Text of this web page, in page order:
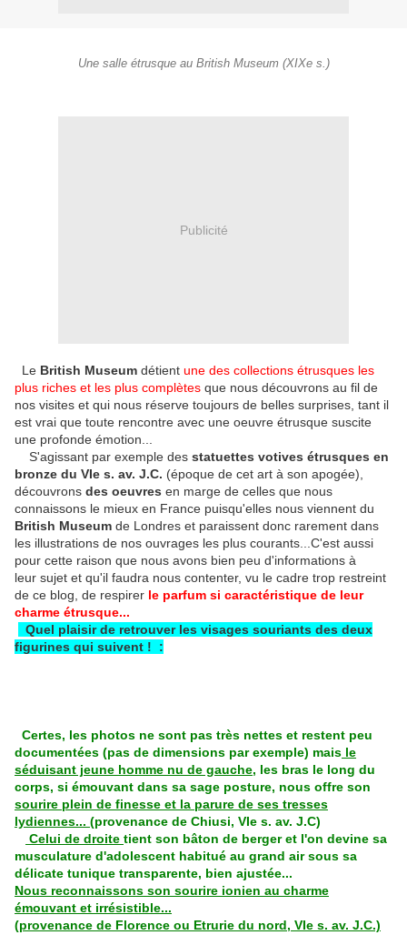
Une salle étrusque au British Museum (XIXe s.)
Publicité
Le British Museum détient une des collections étrusques les
plus riches et les plus complètes que nous découvrons au fil de
nos visites et qui nous réserve toujours de belles surprises, tant il
est vrai que toute rencontre avec une oeuvre étrusque suscite
une profonde émotion...
S'agissant par exemple des statuettes votives étrusques en
bronze du VIe s. av. J.C. (époque de cet art à son apogée),
découvrons des oeuvres en marge de celles que nous
connaissons le mieux en France puisqu'elles nous viennent du
British Museum de Londres et paraissent donc rarement dans
les illustrations de nos ouvrages les plus courants...C'est aussi
pour cette raison que nous avons bien peu d'informations à
leur sujet et qu'il faudra nous contenter, vu le cadre trop restreint
de ce blog, de respirer le parfum si caractéristique de leur
charme étrusque...
Quel plaisir de retrouver les visages souriants des deux
figurines qui suivent ! :
Certes, les photos ne sont pas très nettes et restent peu
documentées (pas de dimensions par exemple) mais le
séduisant jeune homme nu de gauche, les bras le long du
corps, si émouvant dans sa sage posture, nous offre son
sourire plein de finesse et la parure de ses tresses
lydiennes... (provenance de Chiusi, VIe s. av. J.C)
Celui de droite tient son bâton de berger et l'on devine sa
musculature d'adolescent habitué au grand air sous sa
délicate tunique transparente, bien ajustée...
Nous reconnaissons son sourire ionien au charme
émouvant et irrésistible...
(provenance de Florence ou Etrurie du nord, VIe s. av. J.C.)